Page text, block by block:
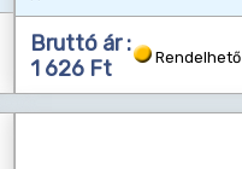
Bruttó ár :
1 626 Ft
Rendelhető